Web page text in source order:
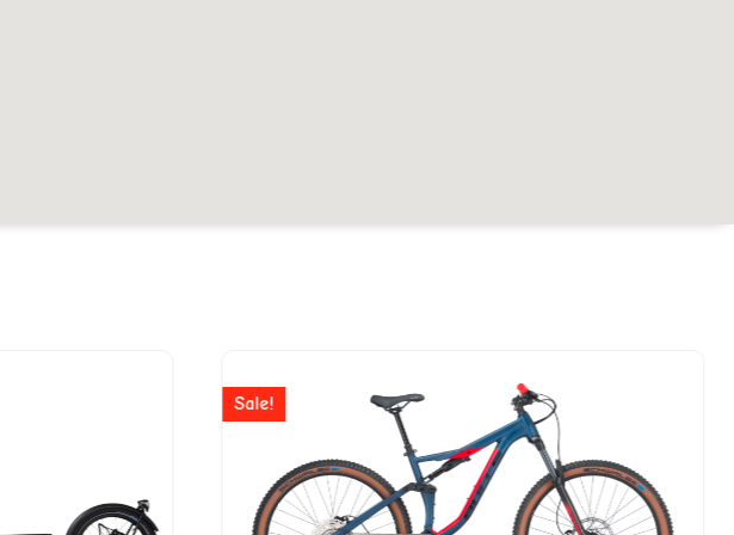
9'299CHF 4'649.
Sale!
Preis
war:
CHF 2'799
ist:
CHF